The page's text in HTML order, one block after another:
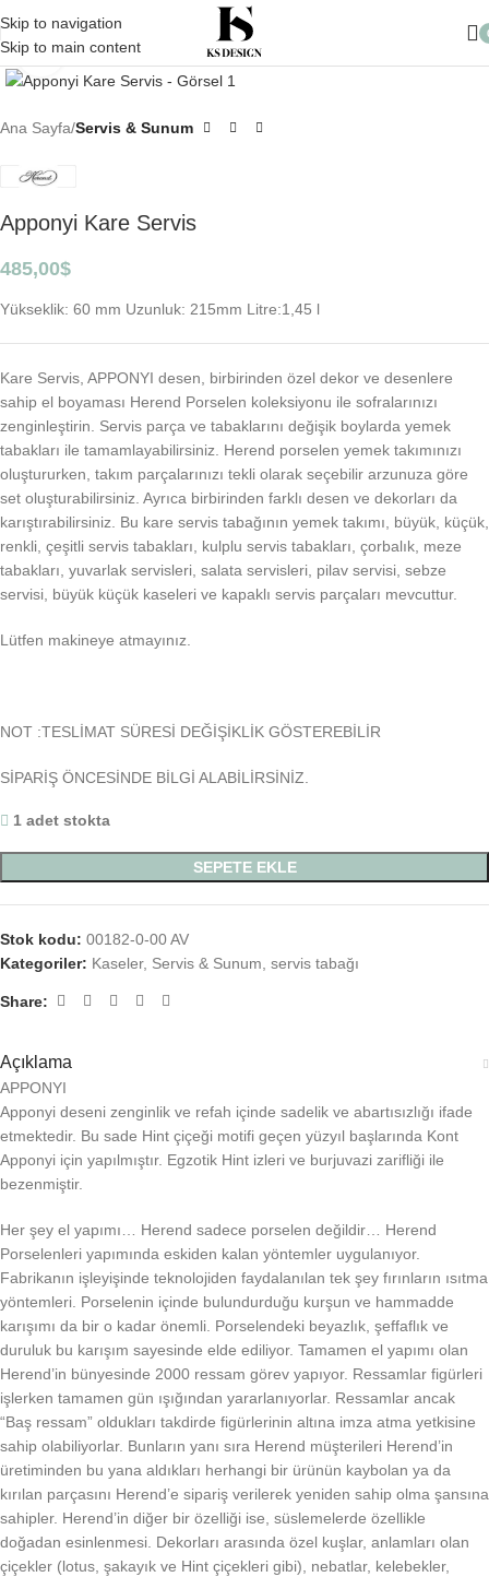
Skip to navigation
Skip to main content
10.000 TL üzeri Alışverişlerinizde Kargo Ücretsiz
Click to enlarge
Ana Sayfa Servis & Sunum
Apponyi Kare Servis
485,00$
Yükseklik: 60 mm Uzunluk: 215mm Litre:1,45 l
Kare Servis, APPONYI desen, birbirinden özel dekor ve desenlere
sahip el boyaması Herend Porselen koleksiyonu ile sofralarınızı
zenginleştirin. Servis parça ve tabaklarını değişik boylarda yemek
tabakları ile tamamlayabilirsiniz. Herend porselen yemek takımınızı
oluştururken, takım parçalarınızı tekli olarak seçebilir arzunuza göre
set oluşturabilirsiniz. Ayrıca birbirinden farklı desen ve dekorları da
karıştırabilirsiniz. Bu kare servis tabağının yemek takımı, büyük, küçük,
renkli, çeşitli servis tabakları, kulplu servis tabakları, çorbalık, meze
tabakları, yuvarlak servisleri, salata servisleri, pilav servisi, sebze
servisi, büyük küçük kaseleri ve kapaklı servis parçaları mevcuttur.
Lütfen makineye atmayınız.
NOT :TESLİMAT SÜRESİ DEĞİŞİKLİK GÖSTEREBİLİR
SİPARİŞ ÖNCESİNDE BİLGİ ALABİLİRSİNİZ.
1 adet stokta
SEPETE EKLE
Stok kodu: 00182-0-00 AV
Kategoriler: Kaseler, Servis & Sunum, servis tabağı
Share:
Açıklama
APPONYI
Apponyi deseni zenginlik ve refah içinde sadelik ve abartısızlığı ifade
etmektedir. Bu sade Hint çiçeği motifi geçen yüzyıl başlarında Kont
Apponyi için yapılmıştır. Egzotik Hint izleri ve burjuvazi zarifliği ile
bezenmiştir.
Her şey el yapımı… Herend sadece porselen değildir… Herend
Porselenleri yapımında eskiden kalan yöntemler uygulanıyor.
Fabrikanın işleyişinde teknolojiden faydalanılan tek şey fırınların ısıtma
yöntemleri. Porselenin içinde bulundurduğu kurşun ve hammadde
karışımı da bir o kadar önemli. Porselendeki beyazlık, şeffaflık ve
duruluk bu karışım sayesinde elde ediliyor. Tamamen el yapımı olan
Herend’in bünyesinde 2000 ressam görev yapıyor. Ressamlar figürleri
işlerken tamamen gün ışığından yararlanıyorlar. Ressamlar ancak
“Baş ressam” oldukları takdirde figürlerinin altına imza atma yetkisine
sahip olabiliyorlar. Bunların yanı sıra Herend müşterileri Herend’in
üretiminden bu yana aldıkları herhangi bir ürünün kaybolan ya da
kırılan parçasını Herend’e sipariş verilerek yeniden sahip olma şansına
sahipler. Herend’in diğer bir özelliği ise, süslemelerde özellikle
doğadan esinlenmesi. Dekorları arasında özel kuşlar, anlamları olan
çiçekler (lotus, şakayık ve Hint çiçekleri gibi), nebatlar, kelebekler,